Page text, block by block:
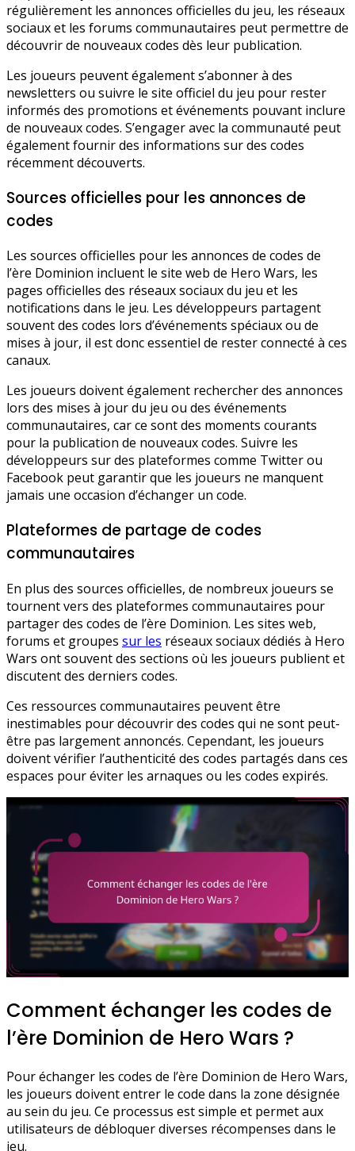
régulièrement les annonces officielles du jeu, les réseaux
sociaux et les forums communautaires peut permettre de
découvrir de nouveaux codes dès leur publication.
Les joueurs peuvent également s’abonner à des
newsletters ou suivre le site officiel du jeu pour rester
informés des promotions et événements pouvant inclure
de nouveaux codes. S’engager avec la communauté peut
également fournir des informations sur des codes
récemment découverts.
Sources officielles pour les annonces de
codes
Les sources officielles pour les annonces de codes de
l’ère Dominion incluent le site web de Hero Wars, les
pages officielles des réseaux sociaux du jeu et les
notifications dans le jeu. Les développeurs partagent
souvent des codes lors d’événements spéciaux ou de
mises à jour, il est donc essentiel de rester connecté à ces
canaux.
Les joueurs doivent également rechercher des annonces
lors des mises à jour du jeu ou des événements
communautaires, car ce sont des moments courants
pour la publication de nouveaux codes. Suivre les
développeurs sur des plateformes comme Twitter ou
Facebook peut garantir que les joueurs ne manquent
jamais une occasion d’échanger un code.
Plateformes de partage de codes
communautaires
En plus des sources officielles, de nombreux joueurs se
tournent vers des plateformes communautaires pour
partager des codes de l’ère Dominion. Les sites web,
forums et groupes sur les réseaux sociaux dédiés à Hero
Wars ont souvent des sections où les joueurs publient et
discutent des derniers codes.
Ces ressources communautaires peuvent être
inestimables pour découvrir des codes qui ne sont peut-
être pas largement annoncés. Cependant, les joueurs
doivent vérifier l’authenticité des codes partagés dans ces
espaces pour éviter les arnaques ou les codes expirés.
Comment échanger les codes de
l’ère Dominion de Hero Wars ?
Pour échanger les codes de l’ère Dominion de Hero Wars,
les joueurs doivent entrer le code dans la zone désignée
au sein du jeu. Ce processus est simple et permet aux
utilisateurs de débloquer diverses récompenses dans le
jeu.